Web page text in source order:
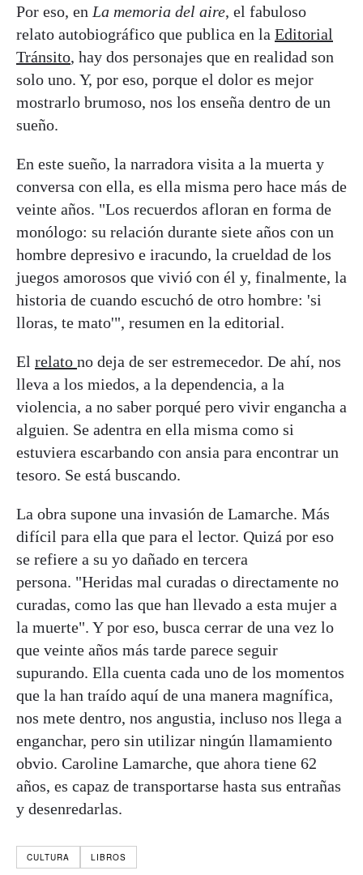
Por eso, en La memoria del aire, el fabuloso
relato autobiográfico que publica en la Editorial
Tránsito, hay dos personajes que en realidad son
solo uno. Y, por eso, porque el dolor es mejor
mostrarlo brumoso, nos los enseña dentro de un
sueño.
En este sueño, la narradora visita a la muerta y
conversa con ella, es ella misma pero hace más de
veinte años. "Los recuerdos afloran en forma de
monólogo: su relación durante siete años con un
hombre depresivo e iracundo, la crueldad de los
juegos amorosos que vivió con él y, finalmente, la
historia de cuando escuchó de otro hombre: 'si
lloras, te mato'", resumen en la editorial.
El relato no deja de ser estremecedor. De ahí, nos
lleva a los miedos, a la dependencia, a la
violencia, a no saber porqué pero vivir engancha a
alguien. Se adentra en ella misma como si
estuviera escarbando con ansia para encontrar un
tesoro. Se está buscando.
La obra supone una invasión de Lamarche. Más
difícil para ella que para el lector. Quizá por eso
se refiere a su yo dañado en tercera
persona. "Heridas mal curadas o directamente no
curadas, como las que han llevado a esta mujer a
la muerte". Y por eso, busca cerrar de una vez lo
que veinte años más tarde parece seguir
supurando. Ella cuenta cada uno de los momentos
que la han traído aquí de una manera magnífica,
nos mete dentro, nos angustia, incluso nos llega a
enganchar, pero sin utilizar ningún llamamiento
obvio. Caroline Lamarche, que ahora tiene 62
años, es capaz de transportarse hasta sus entrañas
y desenredarlas.
CULTURA LIBROS